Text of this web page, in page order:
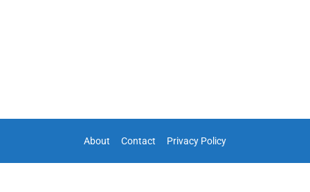
About Contact Privacy Policy